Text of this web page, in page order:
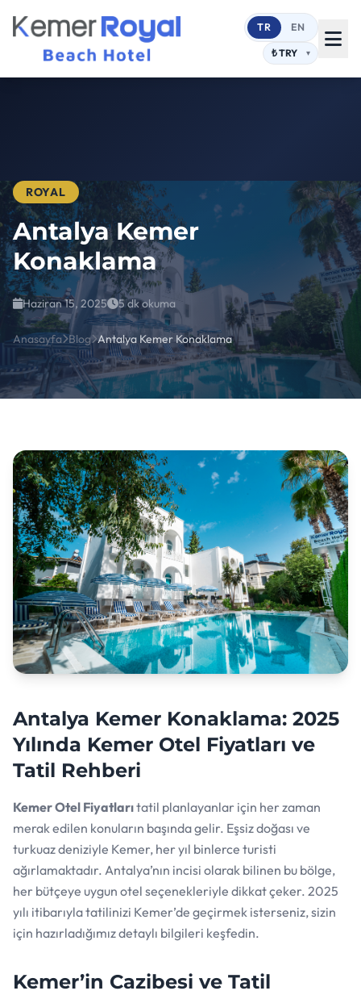
TR EN
ROYAL
Antalya Kemer
Konaklama
Haziran 15, 2025 5 dk okuma
Anasayfa Blog Antalya Kemer Konaklama
Antalya Kemer Konaklama: 2025
Yılında Kemer Otel Fiyatları ve
Tatil Rehberi
Kemer Otel Fiyatlarıtatil planlayanlar için her zaman
merak edilen konuların başında gelir. Eşsiz doğası ve
turkuaz deniziyle Kemer, her yıl binlerce turisti
ağırlamaktadır. Antalya’nın incisi olarak bilinen bu bölge,
her bütçeye uygun otel seçenekleriyle dikkat çeker. 2025
yılı itibarıyla tatilinizi Kemer’de geçirmek isterseniz, sizin
için hazırladığımız detaylı bilgileri keşfedin.
Kemer’in Cazibesi ve Tatil